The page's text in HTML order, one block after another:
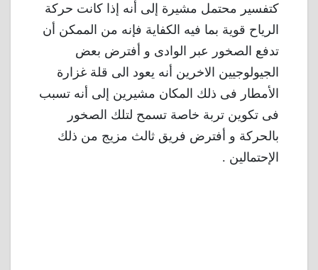
كتفسير محتمل مشيرة إلى أنه إذا كانت حركة
الرياح قوية بما فيه الكفاية فإنه من الممكن أن
تدفع الصخور عبر الوادى و أفترض بعض
الجيولوجيين الاخرين أنه يعود الى قلة غزارة
الأمطار فى ذلك المكان مشيرين إلى أنه تسبب
فى تكوين تربة خاصة تسمح لتلك الصخور
بالحركة و أفترض فريق ثالث مزيج من ذلك
الإحتمالين .